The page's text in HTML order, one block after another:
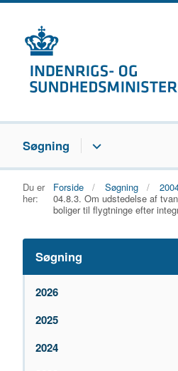
Søgning
Du er
her:
Forside Søgning
04.8.3. Om udstedelse af
boliger til flygtninge efter
Søgning
2026
2025
2024